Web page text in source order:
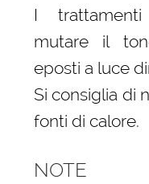
I trattamenti
mutare il
eposti a luce
Si consiglia di
fonti di calore.
NOTE